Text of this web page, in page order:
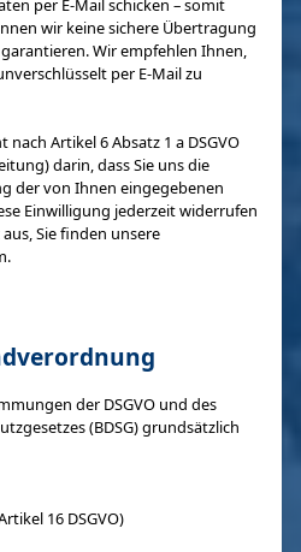
per E-Mail schicken – somit
wir keine sichere Übertragung
Wir empfehlen Ihnen,
per E-Mail zu
Artikel 6 Absatz 1 a DSGVO
darin, dass Sie uns die
der von Ihnen eingegebenen
Einwilligung jederzeit widerrufen
Sie finden unsere
der DSGVO und des
(BDSG) grundsätzlich
16 DSGVO)